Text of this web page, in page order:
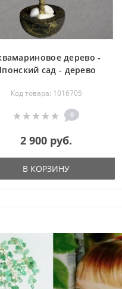
дерево -
сад - дерево
Код товара: 1016705
0
2 900 руб.
В КОРЗИНУ